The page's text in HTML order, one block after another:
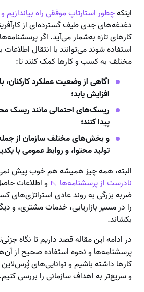
اینکهچطور استارتاپ موفقی راه
دغدغه‌های جدی طیف گسترده‌ای از
کارهای تازه به‌شمار می‌آید. اگر
استفاده شوند می‌توانند با انتقال
مختلف به کسب و کارها کمک کنند تا:
آگاهی از وضعیت عملکرد کارکنان،
افزایش یابد؛
ریسک‌های احتمالی مانند ریسک
پیدا کنند؛
و بخش‌های مختلف سازمان از جمله
تولید محتوا، و روابط عمومی با
البته، همه چیز همیشه هم خوب پیش
نادرست از پرسشنامه‌ها
و اطلاعات
ضربه بزرگی به روند عادی استراتژی‌های
را در مسیر بازاریابی، خدمات مشتری، و
بکشاند.
در ادامه این مقاله قصد داریم تا نگاه
پرسشنامه‌ها و نحوه استفاده صحیح از
کارها داشته باشیم و توانایی‌های
و سریع‌تر به اهداف سازمانی را بررسی کنیم.